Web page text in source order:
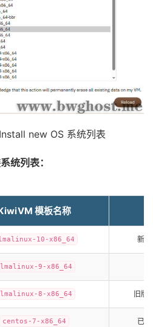
new OS 系统列表
统列表：
模板名称
10-x86_64 新
9-x86_64
8-x86_64 旧版
centos-7-x86_64 已